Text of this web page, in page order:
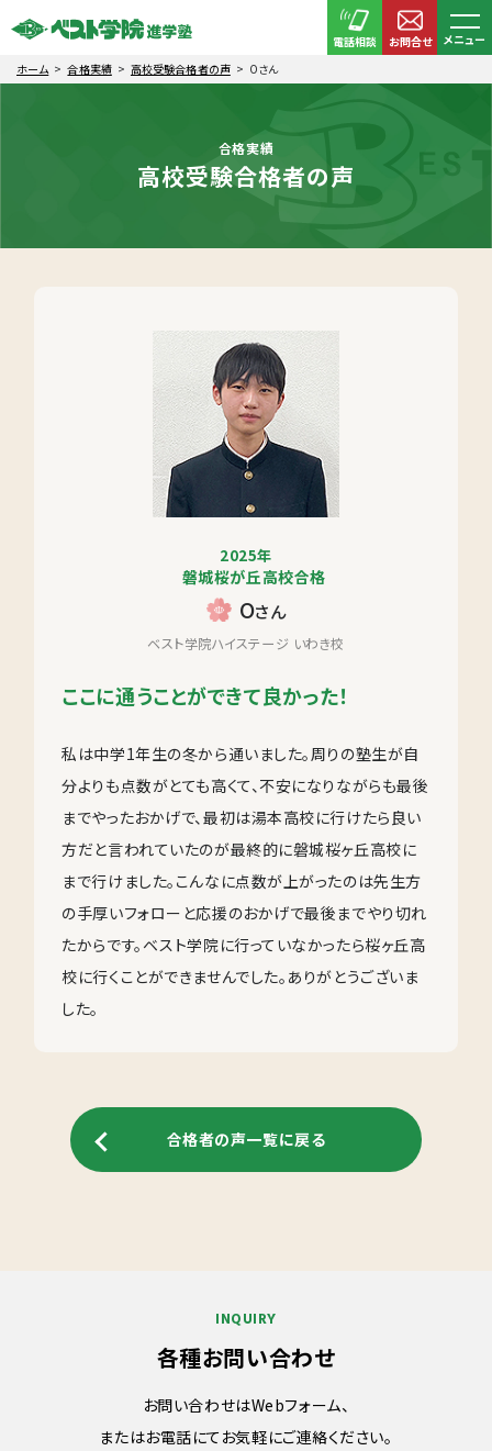
電話相談 お問合せ
メニュー
ホーム
合格実績 高校受験合格者の声 Oさん
合格実績
高校受験合格者の声
2025年
磐城桜が丘高校合格
Oさん
ベスト学院ハイステージ いわき校
ここに通うことができて良かった！
私は中学1年生の冬から通いました。周りの塾生が自
分よりも点数がとても高くて、不安になりながらも最後
までやったおかげで、最初は湯本高校に行けたら良い
方だと言われていたのが最終的に磐城桜ヶ丘高校に
まで行けました。こんなに点数が上がったのは先生方
の手厚いフォローと応援のおかげで最後までやり切れ
たからです。ベスト学院に行っていなかったら桜ヶ丘高
校に行くことができませんでした。ありがとうございま
した。
合格者の声一覧に戻る
INQUIRY
各種お問い合わせ
お問い合わせはWebフォーム、
またはお電話にてお気軽にご連絡ください。